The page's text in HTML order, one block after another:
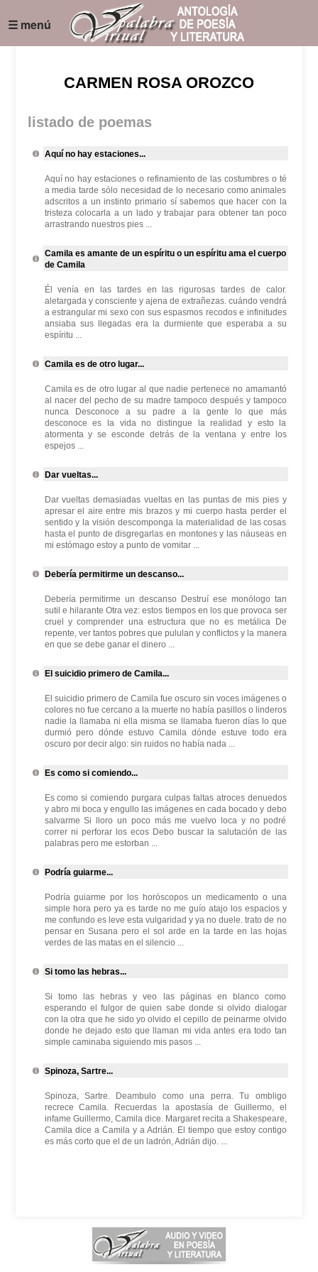
☰ menú
CARMEN ROSA OROZCO
listado de poemas
Aquí no hay estaciones...
Aquí no hay estaciones o refinamiento de las costumbres o té
a media tarde sólo necesidad de lo necesario como animales
adscritos a un instinto primario sí sabemos que hacer con la
tristeza colocarla a un lado y trabajar para obtener tan poco
arrastrando nuestros pies ...
Camila es amante de un espíritu o un espíritu ama el cuerpo
de Camila
Él venía en las tardes en las rigurosas tardes de calor.
aletargada y consciente y ajena de extrañezas. cuándo vendrá
a estrangular mi sexo con sus espasmos recodos e infinitudes
ansiaba sus llegadas era la durmiente que esperaba a su
espíritu ...
Camila es de otro lugar...
Camila es de otro lugar al que nadie pertenece no amamantó
al nacer del pecho de su madre tampoco después y tampoco
nunca Desconoce a su padre a la gente lo que más
desconoce es la vida no distingue la realidad y esto la
atormenta y se esconde detrás de la ventana y entre los
espejos ...
Dar vueltas...
Dar vueltas demasiadas vueltas en las puntas de mis pies y
apresar el aire entre mis brazos y mi cuerpo hasta perder el
sentido y la visión descomponga la materialidad de las cosas
hasta el punto de disgregarlas en montones y las náuseas en
mi estómago estoy a punto de vomitar ...
Debería permitirme un descanso...
Debería permitirme un descanso Destruí ese monólogo tan
sutil e hilarante Otra vez: estos tiempos en los que provoca ser
cruel y comprender una estructura que no es metálica De
repente, ver tantos pobres que pululan y conflictos y la manera
en que se debe ganar el dinero ...
El suicidio primero de Camila...
El suicidio primero de Camila fue oscuro sin voces imágenes o
colores no fue cercano a la muerte no había pasillos o linderos
nadie la llamaba ni ella misma se llamaba fueron días lo que
durmió pero dónde estuvo Camila dónde estuve todo era
oscuro por decir algo: sin ruidos no había nada ...
Es como si comiendo...
Es como si comiendo purgara culpas faltas atroces denuedos
y abro mi boca y engullo las imágenes en cada bocado y debo
salvarme Si lloro un poco más me vuelvo loca y no podré
correr ni perforar los ecos Debo buscar la salutación de las
palabras pero me estorban ...
Podría guiarme...
Podría guiarme por los horóscopos un medicamento o una
simple hora pero ya es tarde no me guío atajo los espacios y
me confundo es leve esta vulgaridad y ya no duele. trato de no
pensar en Susana pero el sol arde en la tarde en las hojas
verdes de las matas en el silencio ...
Si tomo las hebras...
Si tomo las hebras y veo las páginas en blanco como
esperando el fulgor de quien sabe donde si olvido dialogar
con la otra que he sido yo olvido el cepillo de peinarme olvido
donde he dejado esto que llaman mi vida antes era todo tan
simple caminaba siguiendo mis pasos ...
Spinoza, Sartre...
Spinoza, Sartre. Deambulo como una perra. Tu ombligo
recrece Camila. Recuerdas la apostasía de Guillermo, el
infame Guillermo, Camila dice. Margaret recita a Shakespeare,
Camila dice a Camila y a Adrián. El tiempo que estoy contigo
es más corto que el de un ladrón, Adrián dijo. ...